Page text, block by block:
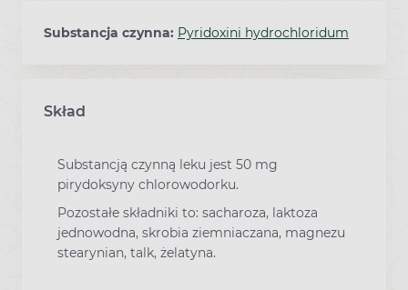
Substancja czynna: Pyridoxini hydrochloridum
Skład
Substancją czynną leku jest 50 mg
pirydoksyny chlorowodorku.
Pozostałe składniki to: sacharoza, laktoza
jednowodna, skrobia ziemniaczana, magnezu
stearynian, talk, żelatyna.